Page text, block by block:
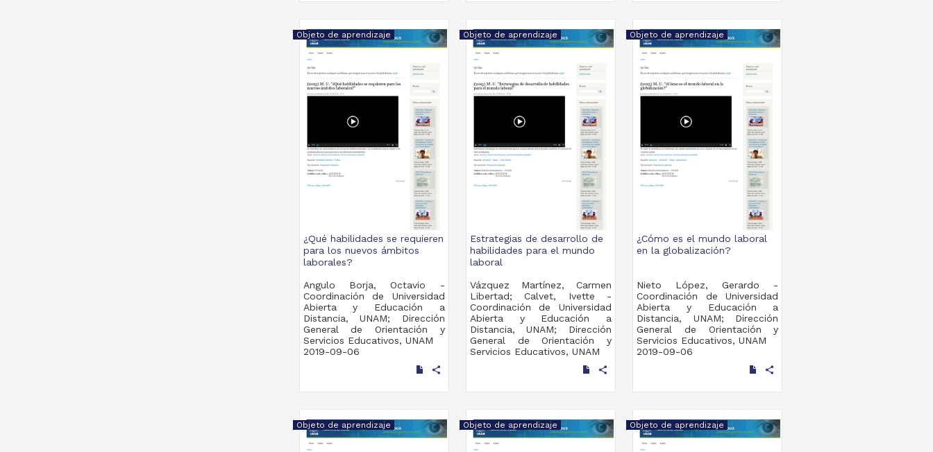
Objeto de aprendizaje
¿Qué habilidades se requieren
para los nuevos ámbitos
laborales?
Angulo Borja, Octavio -
Coordinación de Universidad
Abierta y Educación a
Distancia, UNAM; Dirección
General de Orientación y
Servicios Educativos, UNAM
2019-09-06
share
Objeto de aprendizaje
Estrategias de desarrollo de
habilidades para el mundo
laboral
Vázquez Martínez, Carmen
Libertad; Calvet, Ivette -
Coordinación de Universidad
Abierta y Educación a
Distancia, UNAM; Dirección
General de Orientación y
Servicios Educativos, UNAM
share
Objeto de aprendizaje
¿Cómo es el mundo laboral
en la globalización?
Nieto López, Gerardo -
Coordinación de Universidad
Abierta y Educación a
Distancia, UNAM; Dirección
General de Orientación y
Servicios Educativos, UNAM
2019-09-06
share
Objeto de aprendizaje Objeto de aprendizaje Objeto de aprendizaje